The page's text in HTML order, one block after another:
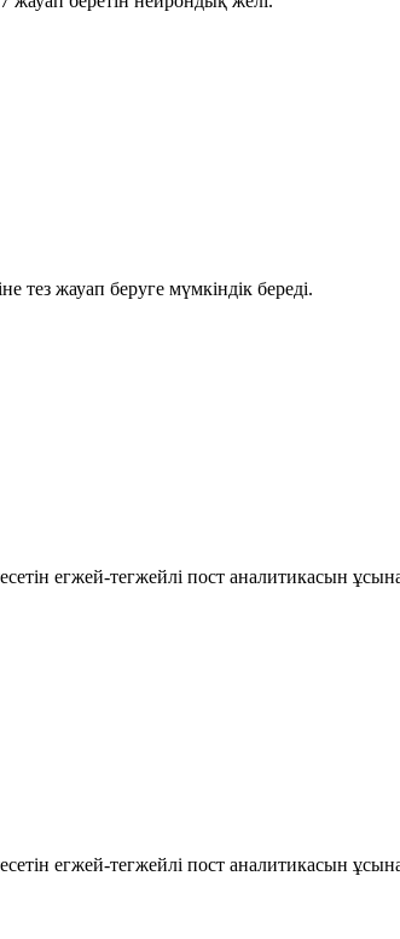
тез жауап беруге мүмкіндік береді.
егжей-тегжейлі пост аналитикасын
егжей-тегжейлі пост аналитикасын